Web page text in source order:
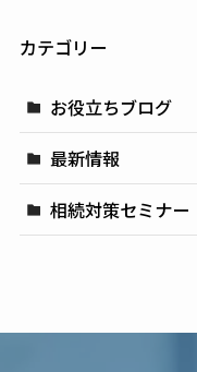
カテゴリー
お役立ちブログ
最新情報
相続対策セミナー